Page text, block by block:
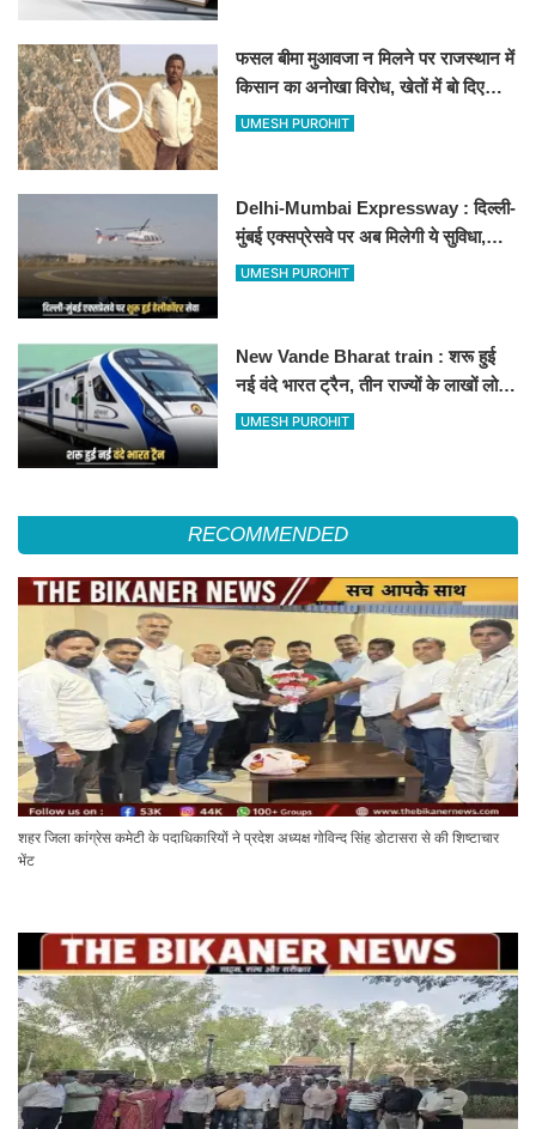
फसल बीमा मुआवजा न मिलने पर राजस्थान में
किसान का अनोखा विरोध, खेतों में बो दिए
500-500 रुपए के नोट, वीडियो वायरल
UMESH PUROHIT
Delhi-Mumbai Expressway : दिल्ली-
मुंबई एक्सप्रेसवे पर अब मिलेगी ये सुविधा,
हेलीकॉप्टर सर्विस से तुरंत घायल पहुंचेगा
UMESH PUROHIT
New Vande Bharat train : शरू हुई
नई वंदे भारत ट्रैन, तीन राज्यों के लाखों लोगों
का सफर होगा आसान, देखें पूरा रूटमैप
UMESH PUROHIT
RECOMMENDED
शहर जिला कांग्रेस कमेटी के पदाधिकारियों ने प्रदेश अध्यक्ष गोविन्द सिंह डोटासरा से की शिष्टाचार
भेंट